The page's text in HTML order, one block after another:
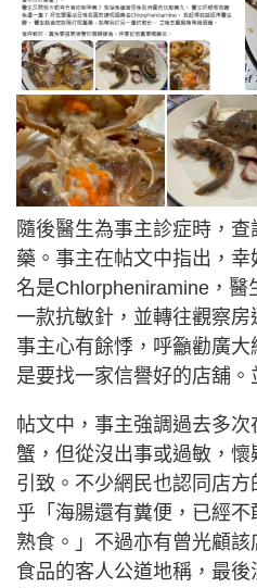
隨後醫生為事主診症時，
藥。事主在帖文中指出，
名是Chlorpheniramine，醫
一款抗敏針，並轉往觀察
事主心有餘悸，呼籲勸廣
是要找一家信譽好的店舖。
帖文中，事主強調過去多
蟹，但從沒出事或過敏，
引致。不少網民也認同店
乎「海腸還有糞便，已經
熟食。」不過亦有曾光顧
食品的客人公道地稱，最